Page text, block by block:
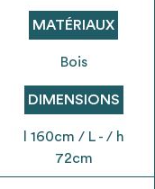
récupérations
liste et son envoi ne
MATÉRIAUX
Bois
DIMENSIONS
l 160cm / L - / h
72cm